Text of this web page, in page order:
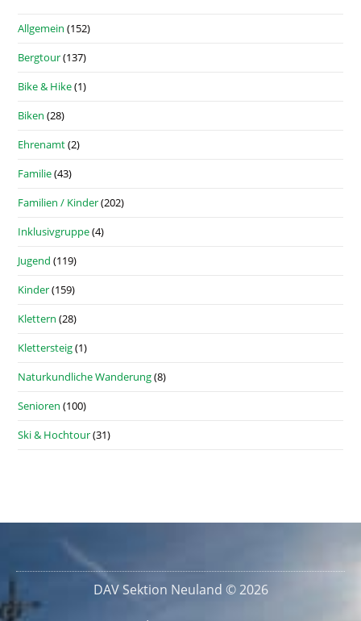
Allgemein (152)
Bergtour(137)
Bike & Hike(1)
Biken (28)
Ehrenamt(2)
Familie(43)
Familien / Kinder(202)
Inklusivgruppe(4)
Jugend (119)
Kinder(159)
Klettern (28)
Klettersteig(1)
Naturkundliche Wanderung(8)
Senioren (100)
Ski & Hochtour(31)
DAV Sektion Neuland © 2026